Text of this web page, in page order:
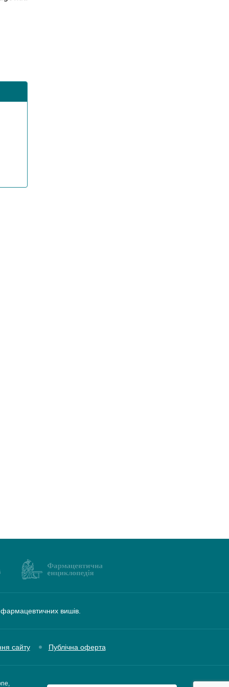
вишів.
сайту Публічна оферта